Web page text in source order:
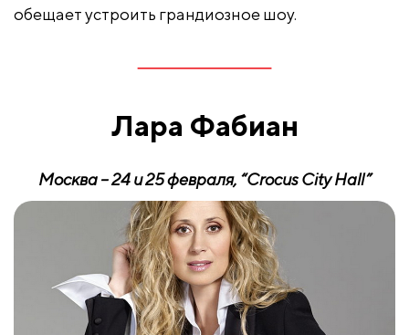
обещает устроить грандиозное шоу.
Лара Фабиан
Москва – 24и25февраля, “Crocus City Hall”